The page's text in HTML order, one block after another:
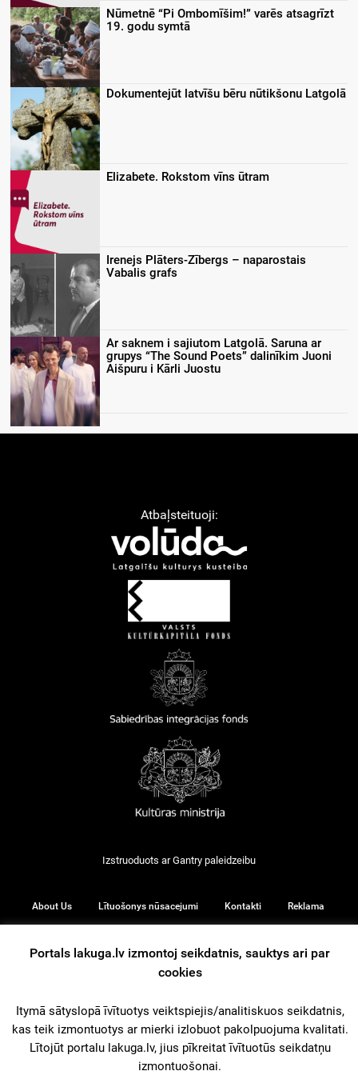
Nūmetnē “Pi Ombomīšim!” varēs atsagrīzt
19. godu symtā
Dokumentejūt latvīšu bēru nūtikšonu Latgolā
Elizabete. Rokstom vīns ūtram
Irenejs Plāters-Zībergs – naparostais
Vabalis grafs
Ar saknem i sajiutom Latgolā. Saruna ar
grupys “The Sound Poets” dalinīkim Juoni
Aišpuru i Kārli Juostu
Atbaļsteituoji:
Izstruoduots arGantry paleidzeibu
About Us Lītuošonys nūsacejumi Kontakti Reklama
© 2026
iz augšu
Portals lakuga.lv izmontoj seikdatnis, sauktys ari par
cookies
Itymā sātyslopā īvītuotys veiktspiejis/analitiskuos seikdatnis,
kas teik izmontuotys ar mierki izlobuot pakolpuojuma kvalitati.
Lītojūt portalu lakuga.lv, jius pīkreitat īvītuotūs seikdatņu
izmontuošonai.